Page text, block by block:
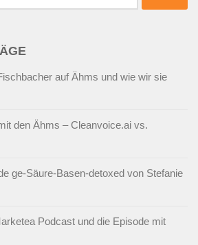
auf Ähms und wie wir sie
den Ähms – Cleanvoice.ai vs.
ge-Säure-Basen-detoxed von Stefanie
Podcast und die Episode mit